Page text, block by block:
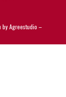
byAgreestudio –